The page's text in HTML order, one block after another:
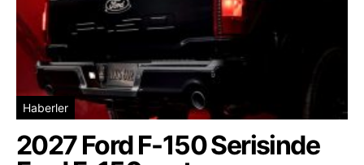
Haberler
2027 Ford F-150 Serisinde